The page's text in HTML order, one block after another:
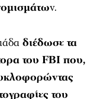
ν.
διέδωσε τα
του FBI που,
του